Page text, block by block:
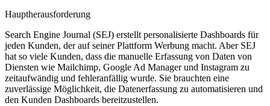
Hauptherausforderung
Search Engine Journal (SEJ) erstellt personalisierte Dashboards für
jeden Kunden, der auf seiner Plattform Werbung macht. Aber SEJ
hat so viele Kunden, dass die manuelle Erfassung von Daten von
Diensten wie Mailchimp, Google Ad Manager und Instagram zu
zeitaufwändig und fehleranfällig wurde. Sie brauchten eine
zuverlässige Möglichkeit, die Datenerfassung zu automatisieren und
den Kunden Dashboards bereitzustellen.